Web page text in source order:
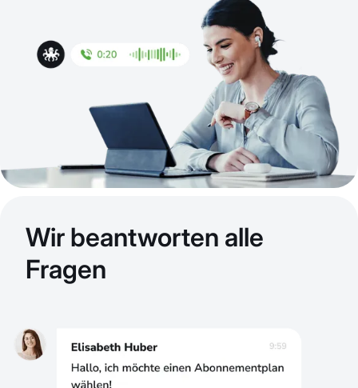
Wir beantworten alle
Fragen